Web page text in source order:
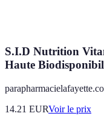
S.I.D Nutrition
Haute
14.21 EURVoir le prix